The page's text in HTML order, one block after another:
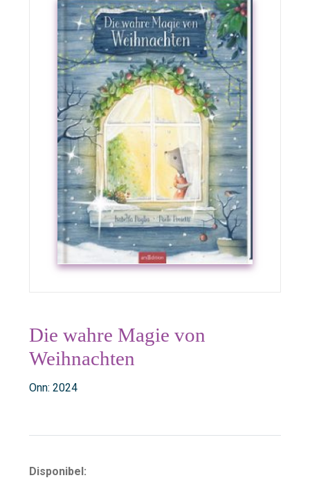
Die wahre Magie von
Weihnachten
Onn: 2024
Disponibel: